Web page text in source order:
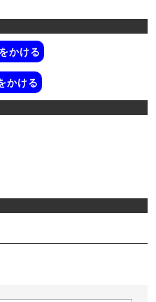
かける
かける